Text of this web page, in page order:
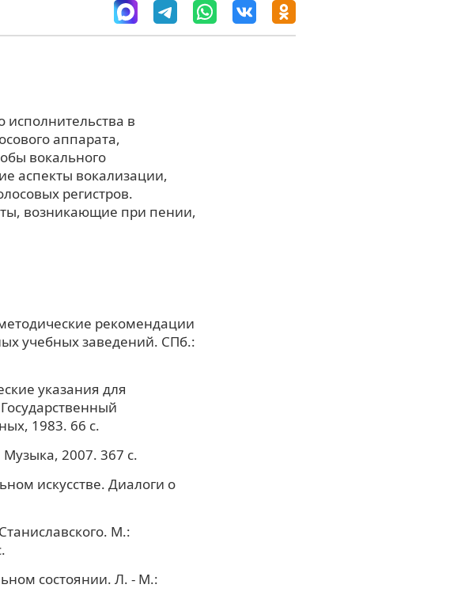
исполнительства в
аппарата,
вокального
аспекты вокализации,
регистров.
возникающие при пении,
рекомендации
учебных заведений. СПб.:
указания для
1983. 66 с.
2007. 367 с.
искусстве. Диалоги о
М.:
состоянии. Л. - М.: